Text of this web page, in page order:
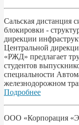
Сальская дистанция
блокировки -
дирекции
Центральной
«РЖД» предлагает
студентов
специальности
железнодорожном
Подробнее
ООО «Корпорация